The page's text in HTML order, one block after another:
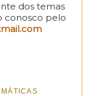
dos temas
conosco pelo